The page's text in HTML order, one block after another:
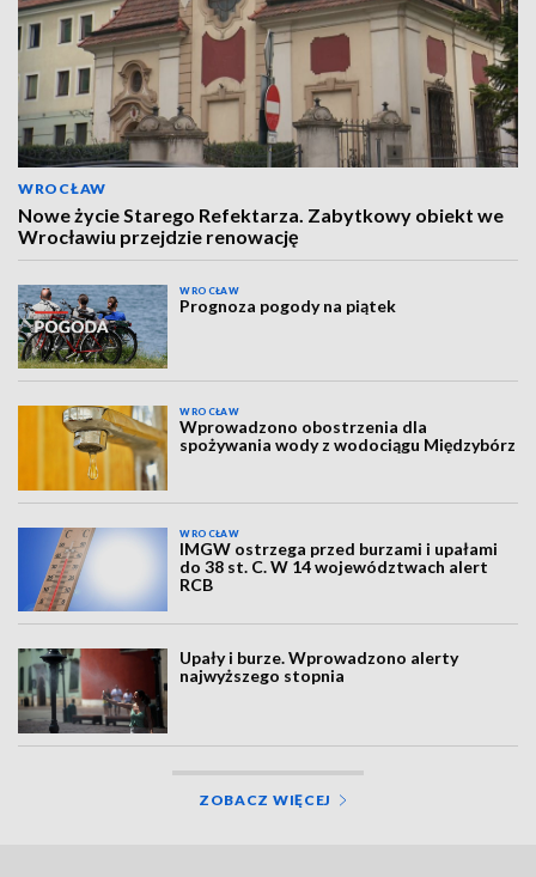
WROCŁAW
Nowe życie Starego Refektarza. Zabytkowy obiekt we
Wrocławiu przejdzie renowację
WROCŁAW
Prognoza pogody na piątek
WROCŁAW
Wprowadzono obostrzenia dla
spożywania wody z wodociągu Międzybórz
WROCŁAW
IMGW ostrzega przed burzami i upałami
do 38 st. C. W 14 województwach alert
RCB
Upały i burze. Wprowadzono alerty
najwyższego stopnia
ZOBACZ WIĘCEJ